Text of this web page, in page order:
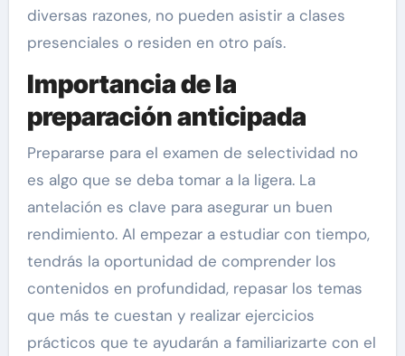
diversas razones, no pueden asistir a clases
presenciales o residen en otro país.
Importancia de la
preparación anticipada
Prepararse para el examen de selectividad no
es algo que se deba tomar a la ligera. La
antelación es clave para asegurar un buen
rendimiento. Al empezar a estudiar con tiempo,
tendrás la oportunidad de comprender los
contenidos en profundidad, repasar los temas
que más te cuestan y realizar ejercicios
prácticos que te ayudarán a familiarizarte con el